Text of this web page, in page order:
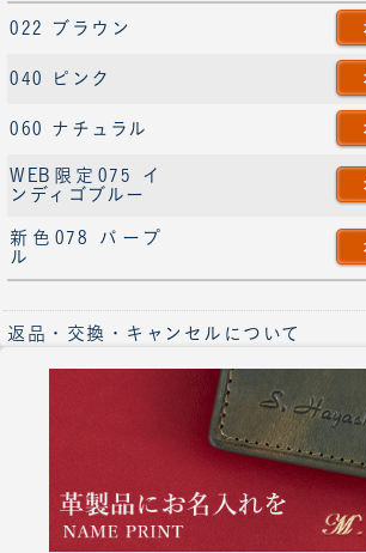
022 ブラウン
040 ピンク
060 ナチュラル
WEB限定075 イ
ンディゴブルー
新色078 パープ
ル
返品・交換・キャンセルについて